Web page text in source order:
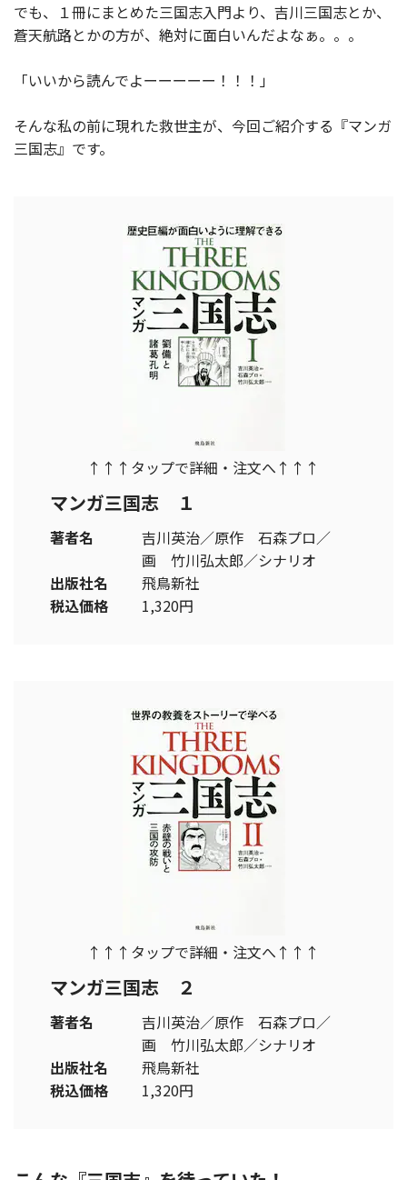
でも、１冊にまとめた三国志入門より、吉川三国志とか、
蒼天航路とかの方が、絶対に面白いんだよなぁ。。。
「いいから読んでよーーーーー！！！」
そんな私の前に現れた救世主が、今回ご紹介する『マンガ
三国志』です。
↑↑↑タップで詳細・注文へ↑↑↑
マンガ三国志 １
著者名
吉川英治／原作 石森プロ／
画 竹川弘太郎／シナリオ
出版社名
飛鳥新社
税込価格
1,320円
↑↑↑タップで詳細・注文へ↑↑↑
マンガ三国志 ２
著者名
吉川英治／原作 石森プロ／
画 竹川弘太郎／シナリオ
出版社名
飛鳥新社
税込価格
1,320円